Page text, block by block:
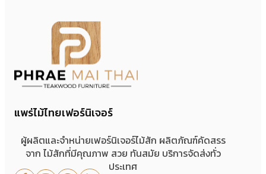
แพร่ไม้ไทยเฟอร์นิเจอร์
ผู้ผลิตและจำหน่ายเฟอร์นิเจอร์ไม้สัก ผลิตภัณฑ์คัดสรร
จาก ไม้สักที่มีคุณภาพ สวย ทันสมัย บริการจัดส่งทั่ว
ประเทศ